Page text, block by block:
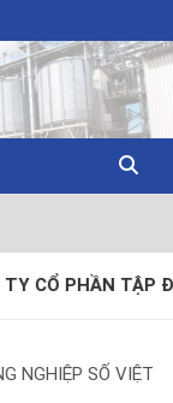
VIỆT NAM
NGHIỆP SỐ VIỆT